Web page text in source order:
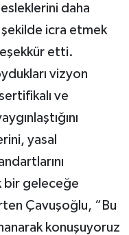
daha
icra etmek
etti.
vizyon
ve
yasal
bir geleceğe
Çavuşoğlu, “Bu
konuşuyoruz